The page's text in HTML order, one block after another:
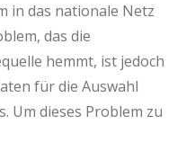
in das nationale Netz
das die
hemmt, ist jedoch
für die Auswahl
Um dieses Problem zu